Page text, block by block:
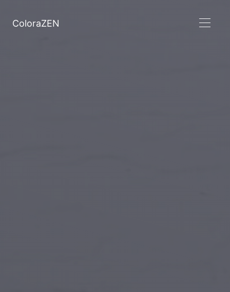
ColoraZEN